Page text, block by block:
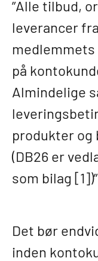
”Alle tilbud,
leverancer
på
Almindelige
produkter og
(DB26 er
som bilag
Det bør
inden